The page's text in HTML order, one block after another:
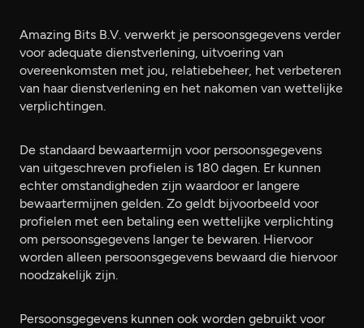
Amazing Bits B.V. verwerkt je persoonsgegevens verder
voor adequate dienstverlening, uitvoering van
overeenkomsten met jou, relatiebeheer, het verbeteren
van haar dienstverlening en het nakomen van wettelijke
verplichtingen.
De standaard bewaartermijn voor persoonsgegevens
van uitgeschreven profielen is 180 dagen. Er kunnen
echter omstandigheden zijn waardoor er langere
bewaartermijnen gelden. Zo geldt bijvoorbeeld voor
profielen met een betaling een wettelijke verplichting
om persoonsgegevens langer te bewaren. Hiervoor
worden alleen persoonsgegevens bewaard die hiervoor
noodzakelijk zijn.
Persoonsgegevens kunnen ook worden gebruikt voor